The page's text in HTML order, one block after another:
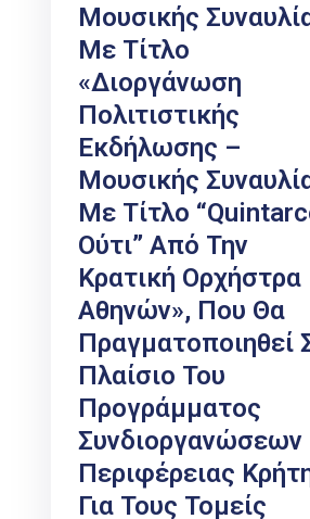
Μουσικής
Με Τίτλο
«Διοργάνωση
Πολιτιστικής
Εκδήλωσης –
Μουσικής
Με Τίτλο
Ούτι” Από Την
Κρατική Ορχήστρα
Αθηνών», Που Θα
Πραγματοποιηθεί
Πλαίσιο Του
Προγράμματος
Συνδιοργανώσεων
Περιφέρειας
Για Τους Τομείς